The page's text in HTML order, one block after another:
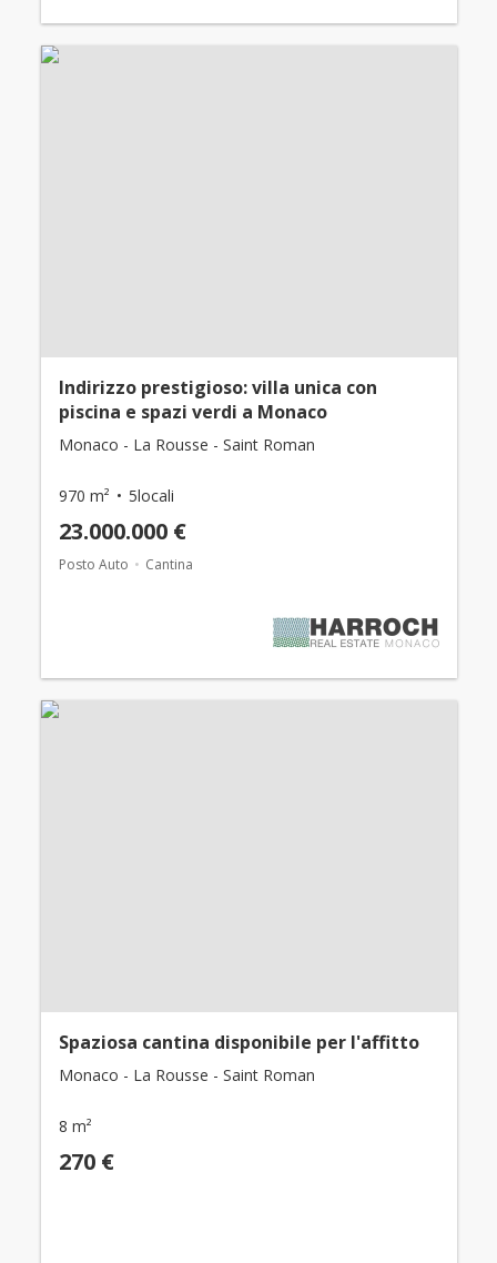
Indirizzo prestigioso: villa unica con
piscina e spazi verdi a Monaco
Monaco - La Rousse - Saint Roman
970 m² 5locali
23.000.000 €
Posto Auto Cantina
Spaziosa cantina disponibile per l'affitto
Monaco - La Rousse - Saint Roman
8 m²
270 €